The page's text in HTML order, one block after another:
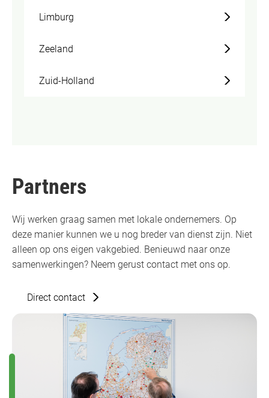
Limburg
Zeeland
Zuid-Holland
Partners
Wij werken graag samen met lokale ondernemers. Op
deze manier kunnen we u nog breder van dienst zijn. Niet
alleen op ons eigen vakgebied. Benieuwd naar onze
samenwerkingen? Neem gerust contact met ons op.
Direct contact